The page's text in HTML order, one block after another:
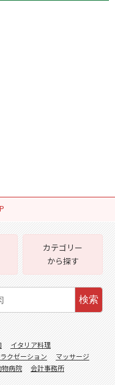
カテゴリー
から探す
検索
イタリア料理
クゼーション
マッサージ
物病院
会計事務所